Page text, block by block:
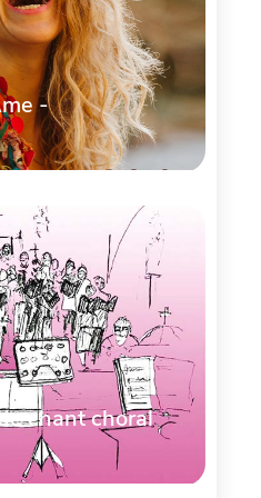
-
chant choral